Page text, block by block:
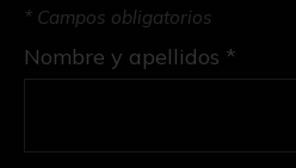
* Campos obligatorios
Nombre y apellidos *